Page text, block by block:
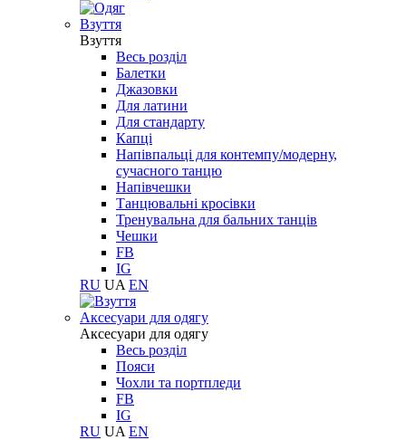
Взуття
Взуття
Весь розділ
Балетки
Джазовки
Для латини
Для стандарту
Капці
Напівпальці для контемпу/модерну,
сучасного танцю
Напівчешки
Танцювальні кросівки
Тренувальна для бальних танців
Чешки
FB
IG
RU UA EN
Aксесуари для одягу
Aксесуари для одягу
Весь розділ
Пояси
Чохли та портпледи
FB
IG
RU UA EN